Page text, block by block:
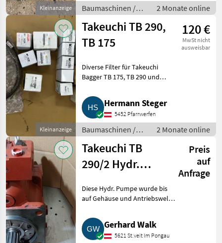
Kleinanzeige
Baumaschinen /
Bagger-
Anbauwerkzeuge
2 Monate online
Kleinanzeige
Takeuchi TB 290,
TB 175
120 €
MwSt nicht
ausweisbar
Diverse Filter für Takeuchi
Bagger TB 175, TB 290 und
-. Baumaschinen Bagger-
Anbauwerkzeuge
Hermann Steger
5452 Pfarrwerfen
Baumaschinen /
Bagger-
Anbauwerkzeuge
2 Monate online
Takeuchi TB
290/2 Hydr.
Preis
auf
Anfrage
Diese Hydr. Pumpe wurde bis
auf Gehäuse und Antriebswelle
neuwertig bezeichnet werden.
Diese Pumpe wird nur im
Austausch der defekten Pumpe
Gerhard Walk
5621 St.veit Im Pongau